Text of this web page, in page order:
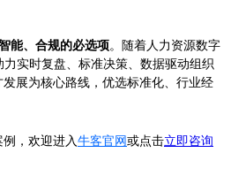
能、合规的必选项。随着人力资源数字
实时复盘、标准决策、数据驱动组织
展为核心路线，优选标准化、行业经
，欢迎进入牛客官网 或点击立即咨询